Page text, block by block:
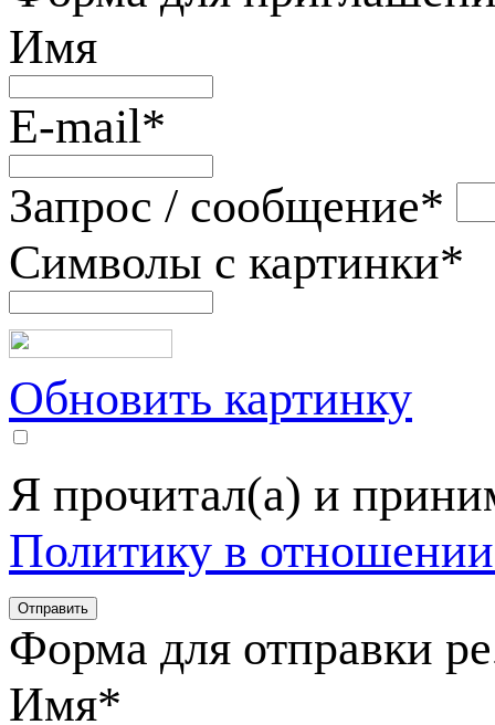
Имя
E-mail*
Запрос / сообщение*
Символы с картинки*
Обновить картинку
Я прочитал(а) и
Политику в
Форма для отправки
Имя*